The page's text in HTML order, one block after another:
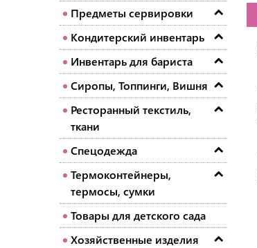
Предметы сервировки
Кондитерский инвентарь
Инвентарь для бариста
Сиропы, Топпинги, Вишня
Ресторанный текстиль,
ткани
Спецодежда
Термоконтейнеры,
термосы, сумки
Товары для детского сада
Хозяйственные изделия